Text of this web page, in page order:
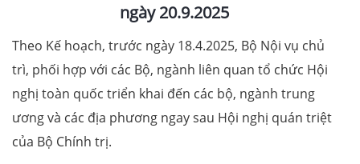
ngày 20.9.2025
Theo Kế hoạch, trước ngày 18.4.2025, Bộ Nội vụ chủ
trì, phối hợp với các Bộ, ngành liên quan tổ chức Hội
nghị toàn quốc triển khai đến các bộ, ngành trung
ương và các địa phương ngay sau Hội nghị quán triệt
của Bộ Chính trị.